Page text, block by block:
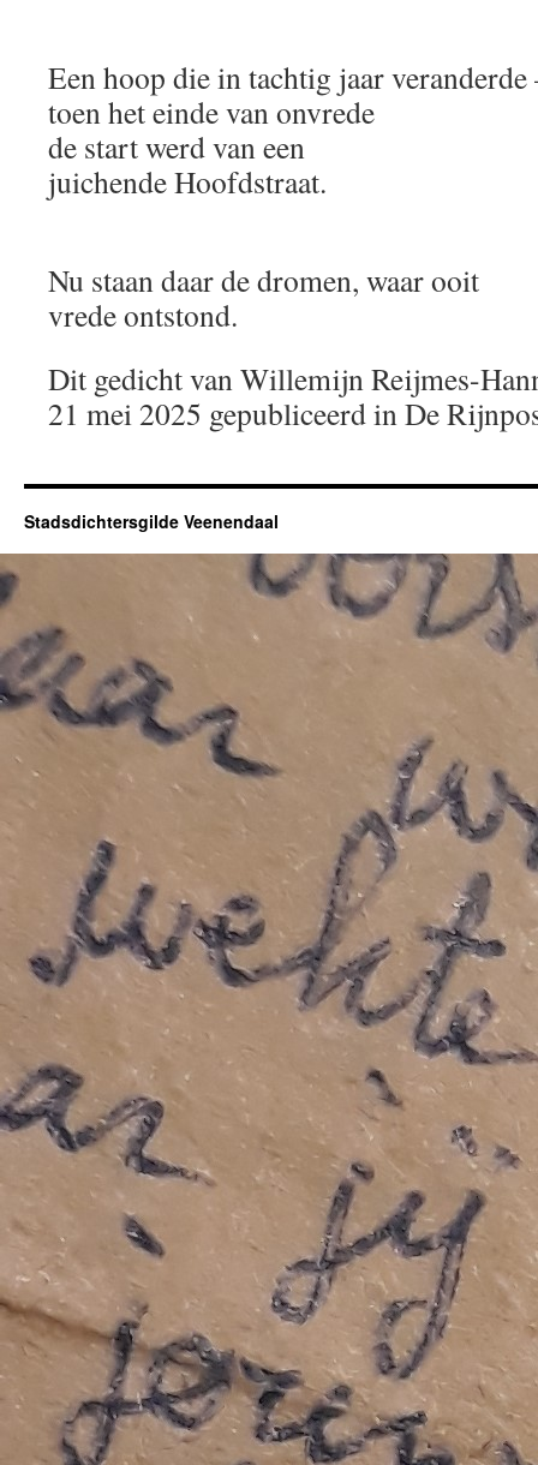
Een hoop die in tachtig jaar
toen het einde van onvrede
de start werd van een
juichende Hoofdstraat.
Nu staan daar de dromen, waar ooit
vrede ontstond.
Dit gedicht van Willemijn Reijmes-
21 mei 2025 gepubliceerd in De
Stadsdichtersgilde Veenendaal